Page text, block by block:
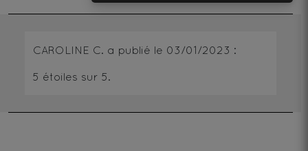
CAROLINE C. a publié le 03/01/2023 :
5 étoiles sur 5.